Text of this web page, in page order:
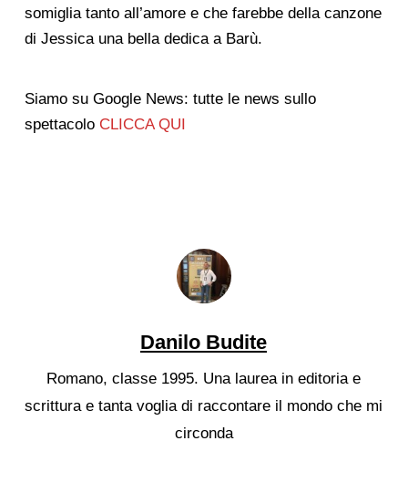
somiglia tanto all’amore e che farebbe della canzone
di Jessica una bella dedica a Barù.
Siamo su Google News: tutte le news sullo
spettacolo CLICCA QUI
Danilo Budite
Romano, classe 1995. Una laurea in editoria e
scrittura e tanta voglia di raccontare il mondo che mi
circonda